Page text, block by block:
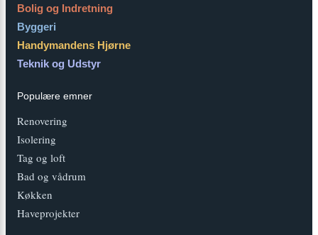
Bolig og Indretning
Byggeri
Handymandens Hjørne
Teknik og Udstyr
Populære emner
Renovering
Isolering
Tag og loft
Bad og vådrum
Køkken
Haveprojekter